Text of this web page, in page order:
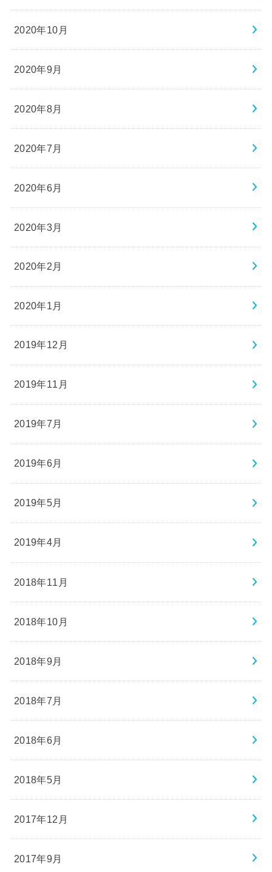
2020年10月
2020年9月
2020年8月
2020年7月
2020年6月
2020年3月
2020年2月
2020年1月
2019年12月
2019年11月
2019年7月
2019年6月
2019年5月
2019年4月
2018年11月
2018年10月
2018年9月
2018年7月
2018年6月
2018年5月
2017年12月
2017年9月